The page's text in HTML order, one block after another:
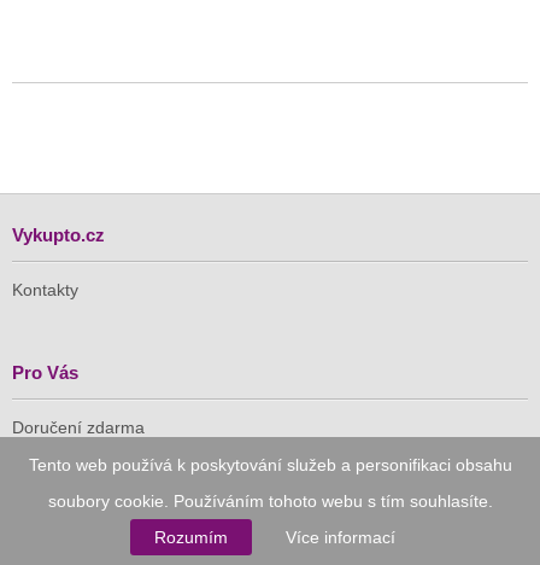
Tento web používá k poskytování služeb a personifikaci obsahu
soubory cookie. Používáním tohoto webu s tím souhlasíte.
Rozumím
Více informací
Vykupto.cz
Kontakty
Pro Vás
Doručení zdarma
Vykupto na Facebooku
Důvěryhodný nákup